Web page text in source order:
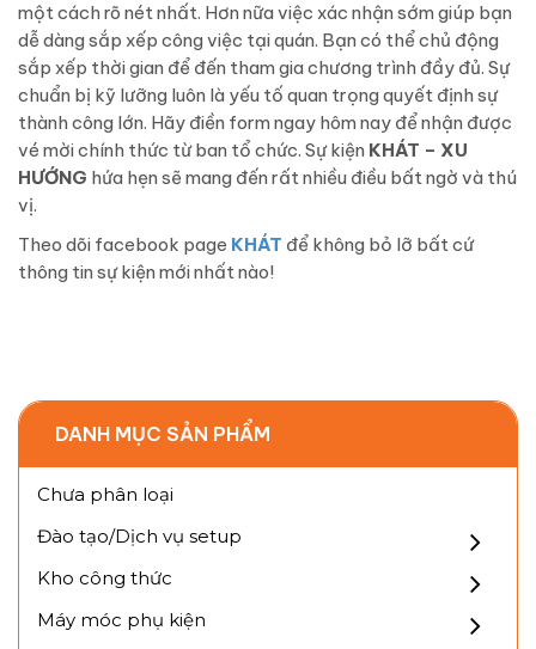
một cách rõ nét nhất. Hơn nữa việc xác nhận sớm giúp bạn
dễ dàng sắp xếp công việc tại quán. Bạn có thể chủ động
sắp xếp thời gian để đến tham gia chương trình đầy đủ. Sự
chuẩn bị kỹ lưỡng luôn là yếu tố quan trọng quyết định sự
thành công lớn. Hãy điền form ngay hôm nay để nhận được
vé mời chính thức từ ban tổ chức. Sự kiện KHÁT – XU
HƯỚNG hứa hẹn sẽ mang đến rất nhiều điều bất ngờ và thú
vị.
Theo dõi facebook page KHÁT để không bỏ lỡ bất cứ
thông tin sự kiện mới nhất nào!
DANH MỤC SẢN PHẨM
Chưa phân loại
Đào tạo/Dịch vụ setup
Kho công thức
Máy móc phụ kiện